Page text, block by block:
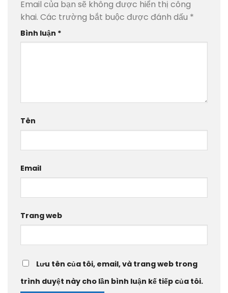
Email của bạn sẽ không được hiển thị công
khai. Các trường bắt buộc được đánh dấu *
Bình luận *
Tên
Email
Trang web
Lưu tên của tôi, email, và trang web trong
trình duyệt này cho lần bình luận kế tiếp của tôi.